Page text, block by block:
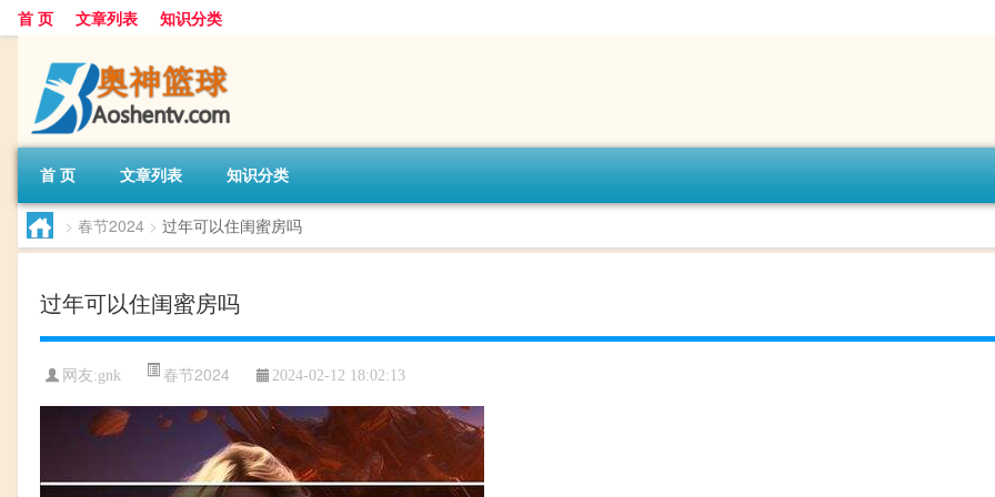
首 页 文章列表 知识分类
首 页 文章列表 知识分类
> 春节2024 > 过年可以住闺蜜房吗
过年可以住闺蜜房吗
网友:gnk 春节2024 2024-02-12 18:02:13